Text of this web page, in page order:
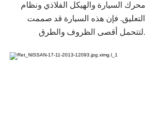
محرك السيارة والهيكل الفلاذي ونظام
التعليق. فإن هذه السيارة قد صممت
لتتحمل أقصى الظروف والطرق.